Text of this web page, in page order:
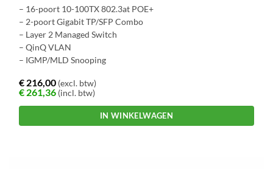
– 16-poort 10-100TX 802.3at POE+
– 2-poort Gigabit TP/SFP Combo
– Layer 2 Managed Switch
– QinQ VLAN
– IGMP/MLD Snooping
€ 216,00 (excl. btw)
€ 261,36 (incl. btw)
IN WINKELWAGEN